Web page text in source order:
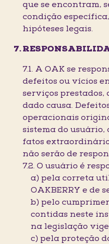
que se encontram,
condição
hipóteses legais.
7.1. A OAK se
defeitos ou vícios
serviços prestados,
dado causa.
operacionais
sistema do usuário,
fatos
não serão de
7.2. O usuário é
a) pela correta
OAKBERRY e de
b) pelo
contidas neste
na legislação
c) pela proteção